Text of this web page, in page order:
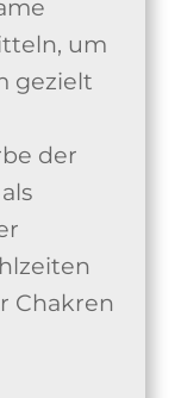
um
gezielt
der
Chakren